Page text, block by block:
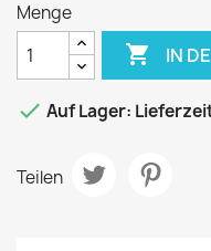
Menge
 IN
 Auf Lager:
Teilen